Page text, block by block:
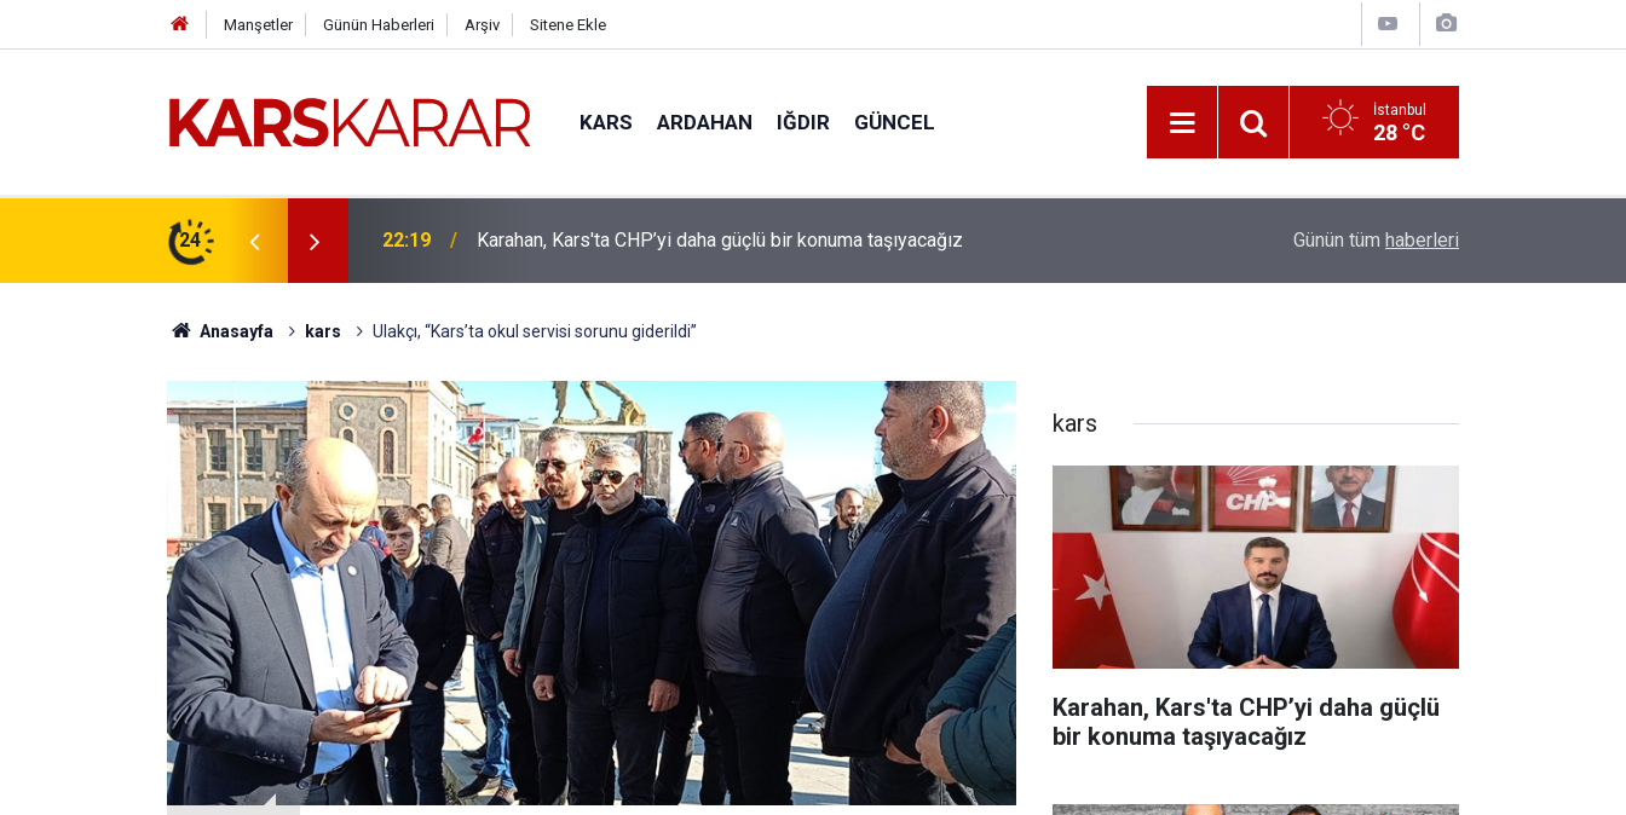
Manşetler Günün Haberleri Arşiv Sitene Ekle
KARS ARDAHAN IĞDIR GÜNCEL İstanbul
28 °C
24
bir konuma taşıyacağız 16:15 Uludaşdemir, YENİ Parti’nin kurucu il başkanlığı görevine getirildi Katerina Sarayı ahır saray oldu
Günün tüm haberleri
Anasayfa kars Ulakçı, “Kars’ta okul servisi sorunu giderildi”
kars
Karahan, Kars'ta CHP’yi daha güçlü
bir konuma taşıyacağız